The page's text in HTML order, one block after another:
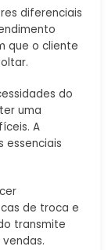
diferenciais
que o cliente
do
uma
A
essenciais
de troca e
transmite